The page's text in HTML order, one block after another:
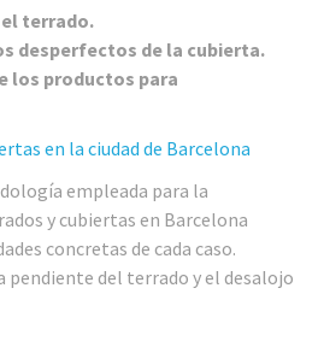
terrado.
desperfectos de la cubierta.
los productos para
empleada para la
y cubiertas en Barcelona
concretas de cada caso.
pendiente del terrado y el desalojo